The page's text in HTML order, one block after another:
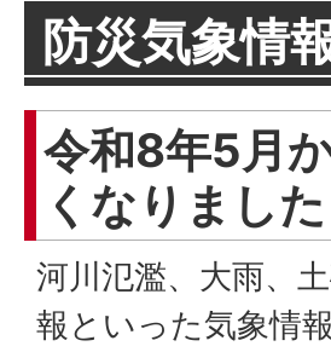
防災気象情
令和8年5月
くなりました
河川氾濫、大雨、
報といった気象情